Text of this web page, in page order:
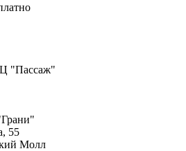
"Пассаж"
55
Молл